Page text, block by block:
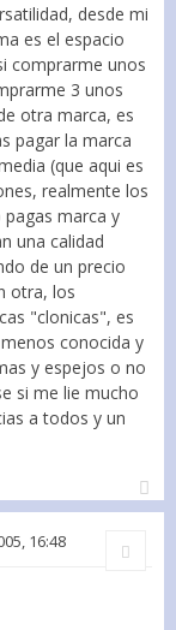
desde mi
es el espacio
comprarme unos
3 unos
otra marca, es
pagar la marca
(que aqui es
realmente los
pagas marca y
una calidad
de un precio
otra, los
"clonicas", es
conocida y
y espejos o no
si me lie mucho
a todos y un
Citar
16:48